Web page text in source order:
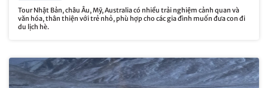
Tour Nhật Bản, châu Âu, Mỹ, Australia có nhiều trải nghiệm cảnh quan và
văn hóa, thân thiện với trẻ nhỏ, phù hợp cho các gia đình muốn đưa con đi
du lịch hè.